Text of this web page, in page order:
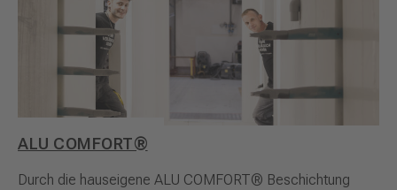
ALU COMFORT®
Durch die hauseigene ALU COMFORT® Beschichtung